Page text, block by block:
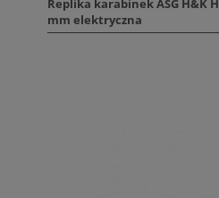
Replika karabinek ASG H&K
mm elektryczna